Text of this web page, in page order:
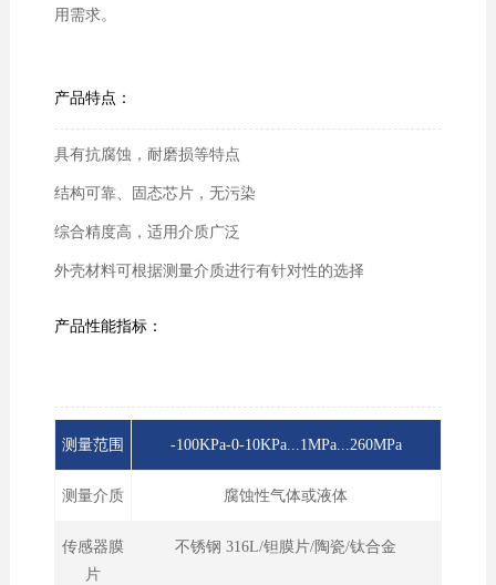
用需求。
产品特点：
具有抗腐蚀，耐磨损等特点
结构可靠、固态芯片，无污染
综合精度高，适用介质广泛
外壳材料可根据测量介质进行有针对性的选择
产品性能指标：
测量范围 -100KPa-0-10KPa...1MPa...260MPa
测量介质 腐蚀性气体或液体
传感器膜
片
不锈钢 316L/钽膜片/陶瓷/钛合金